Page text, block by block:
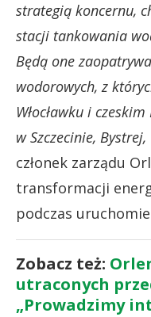
strategią koncernu,
stacji tankowania
Będą one
wodorowych, z
Włocławku i
w Szczecinie,
członek zarządu
transformacji
podczas
Zobacz też:
utraconych
„Prowadzimy